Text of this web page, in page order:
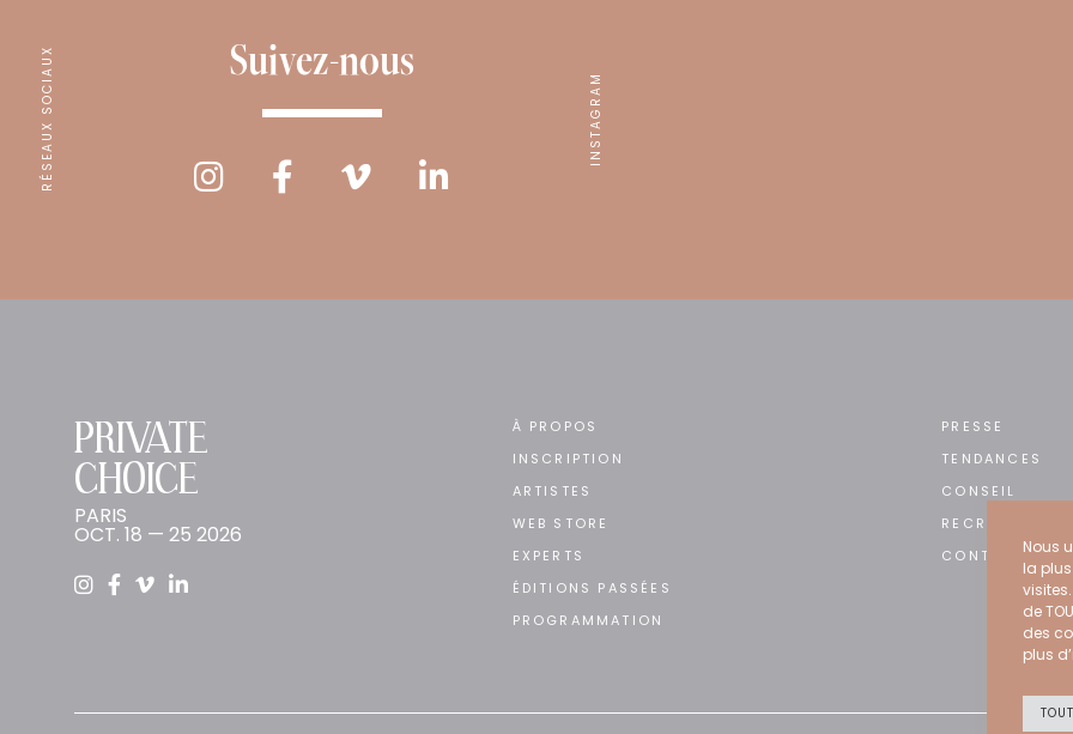
RÉSEAUX SOCIAUX Suivez-nous
INSTAGRAM
PRIVATE
CHOICE
PARIS
OCT. 18 — 25 2026
À PROPOS
INSCRIPTION
ARTISTES
WEB STORE
EXPERTS
ÉDITIONS PASSÉES
PROGRAMMATION
PRESSE
TENDANCES
CONSEIL
RECRUTEMENT
CONTACTNous
la
de
des
plus